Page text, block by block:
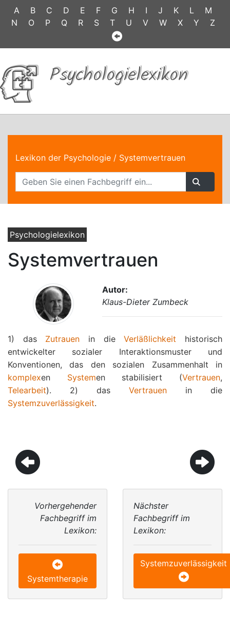
A B C D E F G H I J K L
M
N
O P Q R S T U V W X Y Z
Psychologielexikon
Lexikon der Psychologie / Systemvertrauen
Psychologielexikon
Systemvertrauen
Autor:
Klaus-Dieter Zumbeck
1) das Zutrauen in dieVerläßlichkeit historisch
entwickelter sozialer Interaktionsmuster und
Konventionen, das den sozialen Zusammenhalt in
komplexen Systemen stabilisiert (Vertrauen,
Telearbeit). 2) das Vertrauen in die
Systemzuverlässigkeit.
Vorhergehender
Fachbegriff im
Lexikon:
Systemtherapie
Nächster
Fachbegriff im
Lexikon:
Systemzuverlässigkeit